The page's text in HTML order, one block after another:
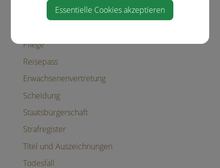
Pflege
Reisepass
Erwachsenenvertretung
Scheidung
Staatsbürgerschaft
Strafregister
Titel und Auszeichnungen
Todesfall
Essentielle Cookies akzeptieren